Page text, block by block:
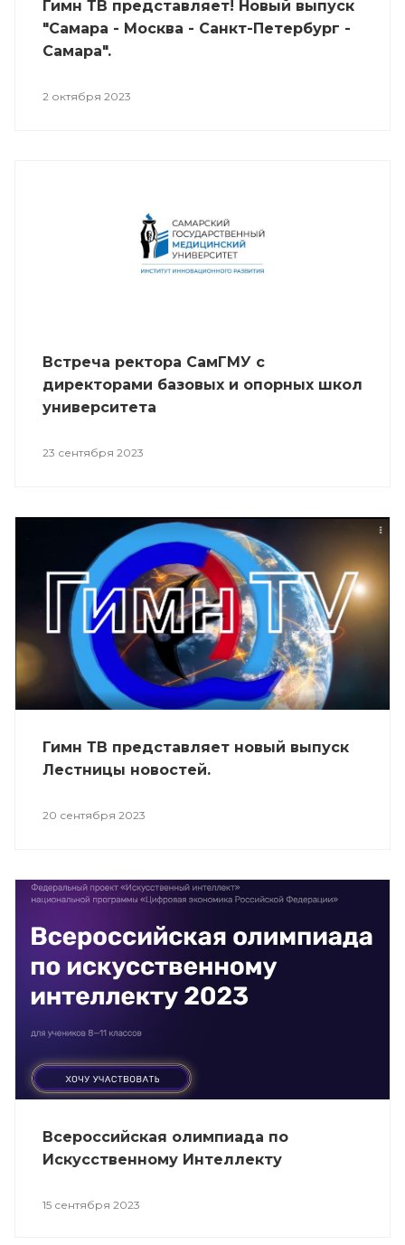
Гимн ТВ представляет! Новый выпуск
"Самара - Москва - Санкт-Петербург -
Самара".
2 октября 2023
Встреча ректора СамГМУ с
директорами базовых и опорных школ
университета
23 сентября 2023
Гимн ТВ представляет новый выпуск
Лестницы новостей.
20 сентября 2023
Всероссийская олимпиада по
Искусственному Интеллекту
15 сентября 2023